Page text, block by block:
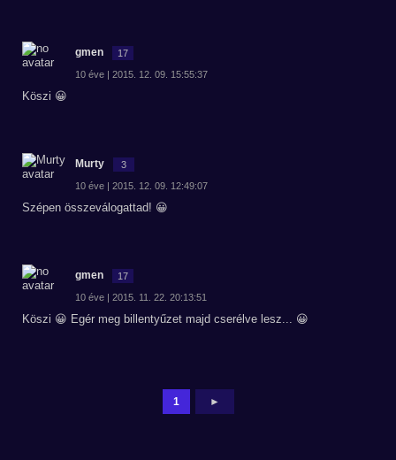
gmen 17
10 éve | 2015. 12. 09. 15:55:37
Köszi 😀
Murty 3
10 éve | 2015. 12. 09. 12:49:07
Szépen összeválogattad! 😀
gmen 17
10 éve | 2015. 11. 22. 20:13:51
Köszi 😀 Egér meg billentyűzet majd cserélve lesz... 😀
1 ►